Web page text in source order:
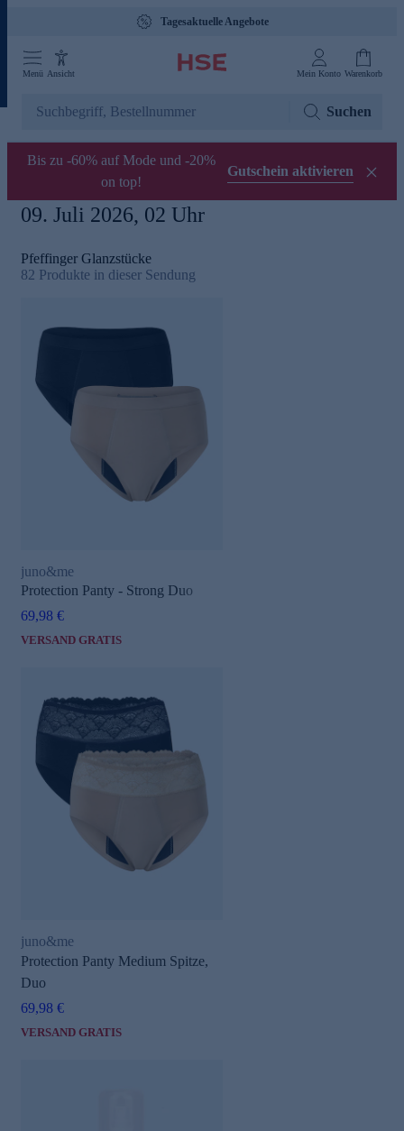
Tagesaktuelle Angebote
Menü Ansicht Mein Konto Warenkorb
Suchen
Bis zu -60% auf Mode und -20%
on top!
Gutschein aktivieren
09. Juli 2026, 02 Uhr
Pfeffinger Glanzstücke
82 Produkte in dieser Sendung
juno&me
Protection Panty - Strong Duo
69,98 €
VERSAND GRATIS
juno&me
Protection Panty Medium Spitze,
Duo
69,98 €
VERSAND GRATIS